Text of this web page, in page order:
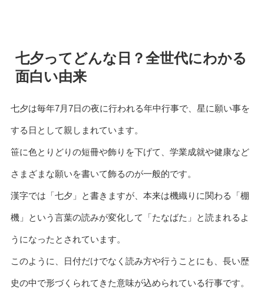
七夕ってどんな日？全世代にわかる
面白い由来
七夕は毎年7月7日の夜に行われる年中行事で、星に願い事を
する日として親しまれています。
笹に色とりどりの短冊や飾りを下げて、学業成就や健康など
さまざまな願いを書いて飾るのが一般的です。
漢字では「七夕」と書きますが、本来は機織りに関わる「棚
機」という言葉の読みが変化して「たなばた」と読まれるよ
うになったとされています。
このように、日付だけでなく読み方や行うことにも、長い歴
史の中で形づくられてきた意味が込められている行事です。